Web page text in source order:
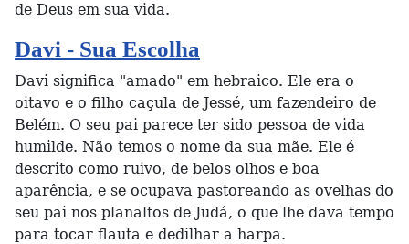
de Deus em sua vida.
Davi - Sua Escolha
Davi significa "amado" em hebraico. Ele era o
oitavo e o filho caçula de Jessé, um fazendeiro de
Belém. O seu pai parece ter sido pessoa de vida
humilde. Não temos o nome da sua mãe. Ele é
descrito como ruivo, de belos olhos e boa
aparência, e se ocupava pastoreando as ovelhas do
seu pai nos planaltos de Judá, o que lhe dava tempo
para tocar flauta e dedilhar a harpa.